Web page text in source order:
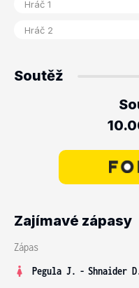
Soutěž
Zajímavé zápasy
Zápas
Pegula J. - Shnaider